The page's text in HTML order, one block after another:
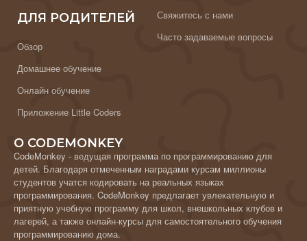
ДЛЯ РОДИТЕЛЕЙ
Обзор
Домашнее обучение
Онлайн обучение
Приложение Little Coders
Свяжитесь с нами
Часто задаваемые вопросы
О CODEMONKEY
CodeMonkey - ведущая программа по программированию для
детей. Благодаря отмеченным наградами курсам миллионы
студентов учатся кодировать на реальных языках
программирования. CodeMonkey предлагает увлекательную и
приятную учебную программу для школ, внешкольных клубов и
лагерей, а также онлайн-курсы для самостоятельного обучения
программированию дома.